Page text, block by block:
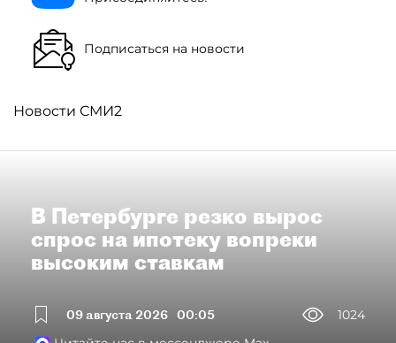
Подписаться на новости
Новости СМИ2
В Петербурге резко вырос
спрос на ипотеку вопреки
высоким ставкам
09 августа 2026 00:05
1024